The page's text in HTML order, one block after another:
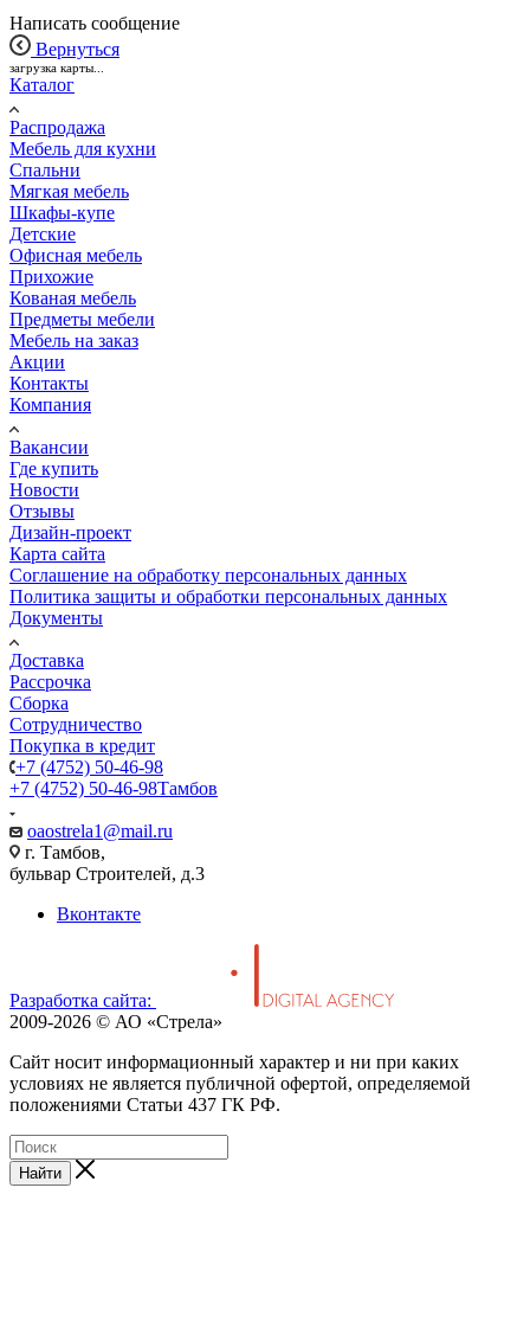
Написать сообщение
Вернуться
загрузка карты...
Каталог
Распродажа
Мебель для кухни
Спальни
Мягкая мебель
Шкафы-купе
Детские
Офисная мебель
Прихожие
Кованая мебель
Предметы мебели
Мебель на заказ
Акции
Контакты
Компания
Вакансии
Где купить
Новости
Отзывы
Дизайн-проект
Карта сайта
Соглашение на обработку персональных данных
Политика защиты и обработки персональных данных
Документы
Доставка
Рассрочка
Сборка
Сотрудничество
Покупка в кредит
+7 (4752) 50-46-98
+7 (4752) 50-46-98Тамбов
oaostrela1@mail.ru
г. Тамбов,
бульвар Строителей, д.3
Вконтакте
Разработка сайта:
2009-2026 © АО «Стрела»
Cайт носит информационный характер и ни при каких
условиях не является публичной офертой, определяемой
положениями Статьи 437 ГК РФ.
Найти